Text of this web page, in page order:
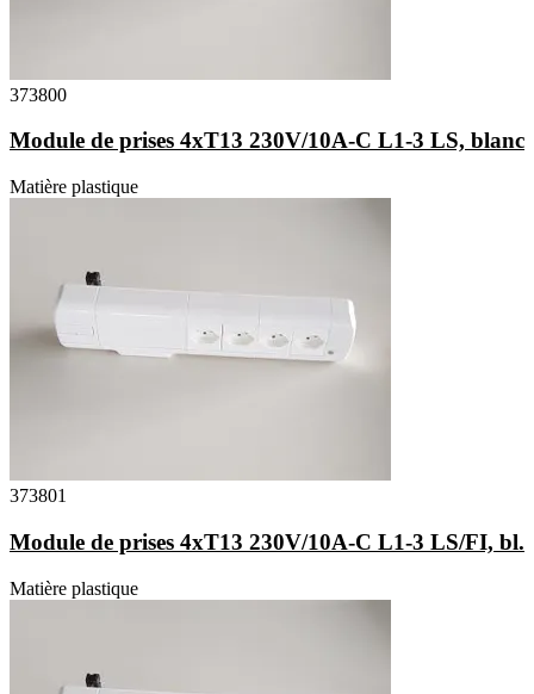
373800
Module de prises 4xT13 230V/10A-C L1-3 LS, blanc
Matière plastique
373801
Module de prises 4xT13 230V/10A-C L1-3 LS/FI, bl.
Matière plastique